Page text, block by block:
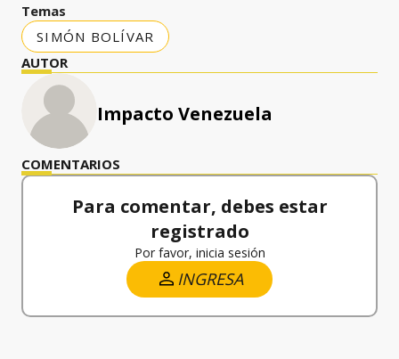
Temas
SIMÓN BOLÍVAR
AUTOR
Impacto Venezuela
COMENTARIOS
Para comentar, debes estar
registrado
Por favor, inicia sesión
INGRESA